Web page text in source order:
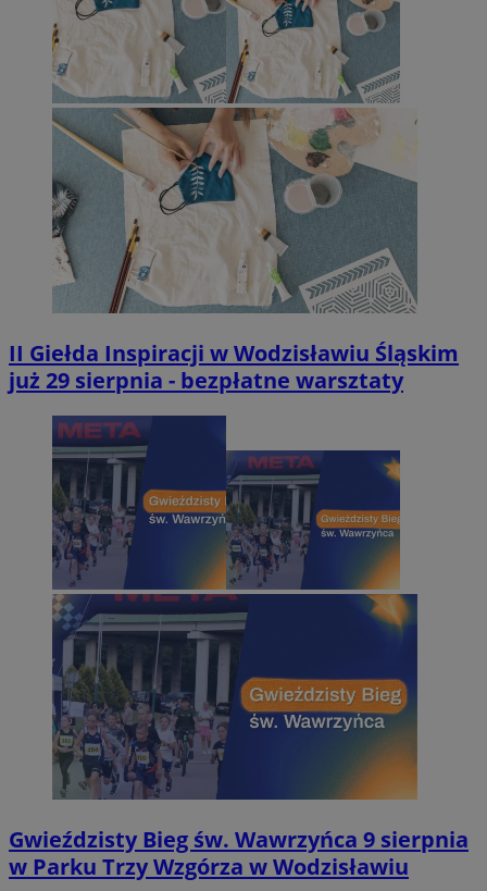
II Giełda Inspiracji w Wodzisławiu Śląskim
już 29 sierpnia - bezpłatne warsztaty
Gwieździsty Bieg św. Wawrzyńca 9 sierpnia
w Parku Trzy Wzgórza w Wodzisławiu